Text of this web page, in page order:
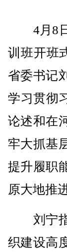
4月8日
训班开班
省委书记
学习贯彻
论述和在
牢大抓基
提升履职
原大地推
刘宁指
织建设高